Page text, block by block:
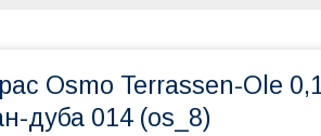
Osmo Terrassen-Ole
дуба 014 (os_8)